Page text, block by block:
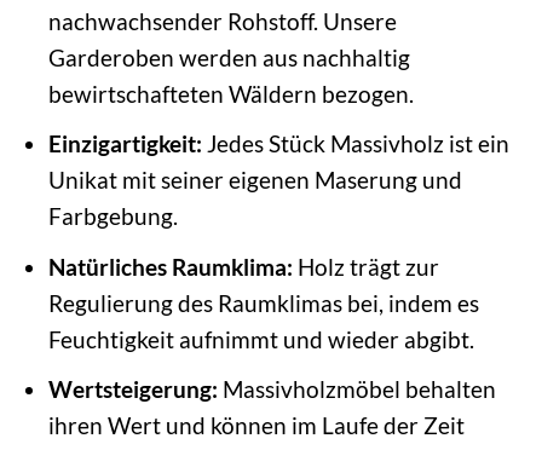
nachwachsender Rohstoff. Unsere
Garderoben werden aus nachhaltig
bewirtschafteten Wäldern bezogen.
Einzigartigkeit: Jedes Stück Massivholz ist ein
Unikat mit seiner eigenen Maserung und
Farbgebung.
Natürliches Raumklima: Holz trägt zur
Regulierung des Raumklimas bei, indem es
Feuchtigkeit aufnimmt und wieder abgibt.
Wertsteigerung: Massivholzmöbel behalten
ihren Wert und können im Laufe der Zeit